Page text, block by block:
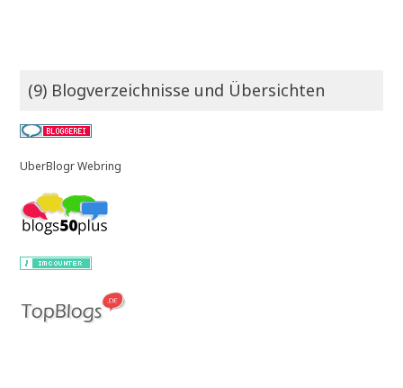
(9) Blogverzeichnisse und Übersichten
UberBlogr Webring